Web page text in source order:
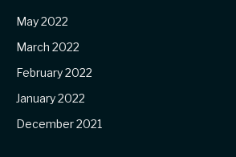
May 2022
March 2022
February 2022
January 2022
December 2021